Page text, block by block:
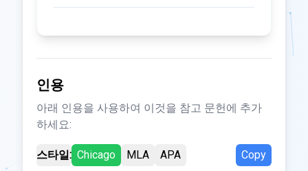
인용
아래 인용을 사용하여 이것을 참고 문헌에 추가
하세요:
스타일: Chicago MLA APA Copy